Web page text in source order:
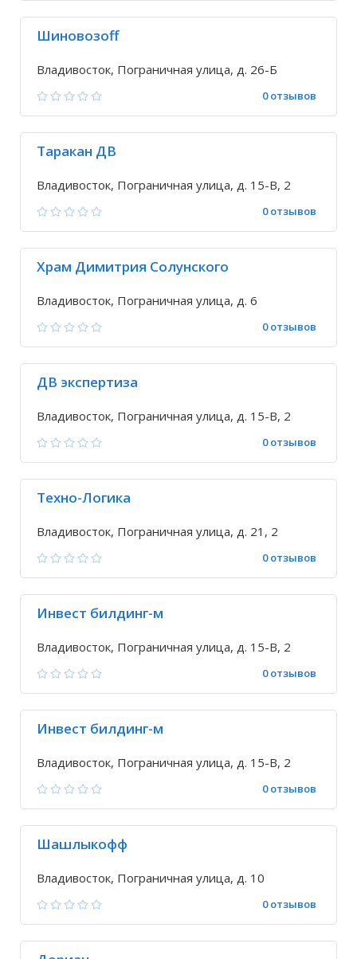
Шиновозоff
Владивосток, Пограничная улица, д. 26-Б
0 отзывов
Таракан ДВ
Владивосток, Пограничная улица, д. 15-В, 2
0 отзывов
Храм Димитрия Солунского
Владивосток, Пограничная улица, д. 6
0 отзывов
ДВ экспертиза
Владивосток, Пограничная улица, д. 15-В, 2
0 отзывов
Техно-Логика
Владивосток, Пограничная улица, д. 21, 2
0 отзывов
Инвест билдинг-м
Владивосток, Пограничная улица, д. 15-В, 2
0 отзывов
Инвест билдинг-м
Владивосток, Пограничная улица, д. 15-В, 2
0 отзывов
Шашлыкофф
Владивосток, Пограничная улица, д. 10
0 отзывов